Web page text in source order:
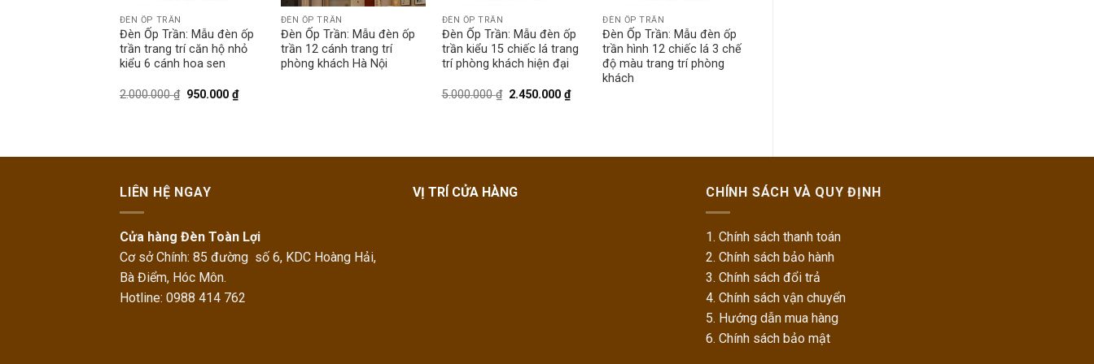
ĐÈN ỐP TRẦN
Đèn Ốp Trần: Mẫu đèn ốp
trần trang trí căn hộ nhỏ
kiểu 6 cánh hoa sen
2.000.000₫ 950.000₫
ĐÈN ỐP TRẦN
Đèn Ốp Trần: Mẫu đèn ốp
trần 12 cánh trang trí
phòng khách Hà Nội
ĐÈN ỐP TRẦN
Đèn Ốp Trần: Mẫu đèn ốp
trần kiểu 15 chiếc lá trang
trí phòng khách hiện đại
5.000.000₫ 2.450.000 ₫
ĐÈN ỐP TRẦN
Đèn Ốp Trần: Mẫu đèn ốp
trần hình 12 chiếc lá 3 chế
độ màu trang trí phòng
khách
LIÊN HỆ NGAY
Cửa hàng Đèn Toàn Lợi
Cơ sở Chính: 85 đường số 6, KDC Hoàng Hải,
Bà Điểm, Hóc Môn.
Hotline: 0988 414 762
VỊ TRÍ CỬA HÀNG CHÍNH SÁCH VÀ QUY ĐỊNH
1. Chính sách thanh toán
2. Chính sách bảo hành
3. Chính sách đổi trả
4. Chính sách vận chuyển
5. Hướng dẫn mua hàng
6. Chính sách bảo mật